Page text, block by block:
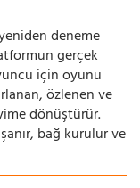
deneme
gerçek
için oyunu
özlenen ve
dönüştürür.
bağ kurulur ve